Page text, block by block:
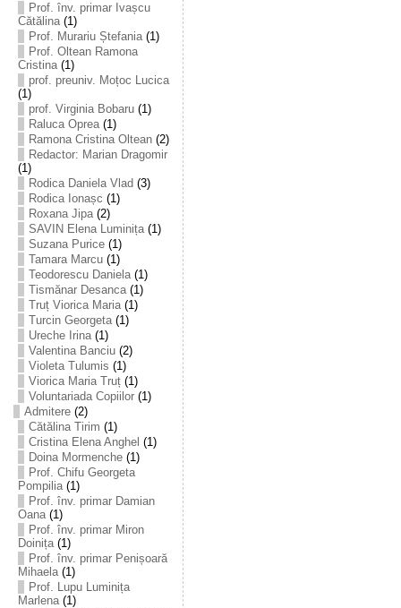
Prof. înv. primar Ivașcu
Cătălina(1)
Prof. Murariu Ștefania(1)
Prof. Oltean Ramona
Cristina(1)
prof. preuniv. Moțoc Lucica
(1)
prof. Virginia Bobaru(1)
Raluca Oprea(1)
Ramona Cristina Oltean(2)
Redactor: Marian Dragomir
(1)
Rodica Daniela Vlad (3)
Rodica Ionașc (1)
Roxana Jipa(2)
SAVIN Elena Luminița(1)
Suzana Purice(1)
Tamara Marcu(1)
Teodorescu Daniela(1)
Tismănar Desanca(1)
Truț Viorica Maria(1)
Turcin Georgeta(1)
Ureche Irina(1)
Valentina Banciu(2)
Violeta Tulumis (1)
Viorica Maria Truț(1)
Voluntariada Copiilor(1)
Admitere(2)
Cătălina Tirim (1)
Cristina Elena Anghel (1)
Doina Mormenche(1)
Prof. Chifu Georgeta
Pompilia(1)
Prof. înv. primar Damian
Oana(1)
Prof. înv. primar Miron
Doinița(1)
Prof. înv. primar Penișoară
Mihaela(1)
Prof. Lupu Luminița
Marlena(1)